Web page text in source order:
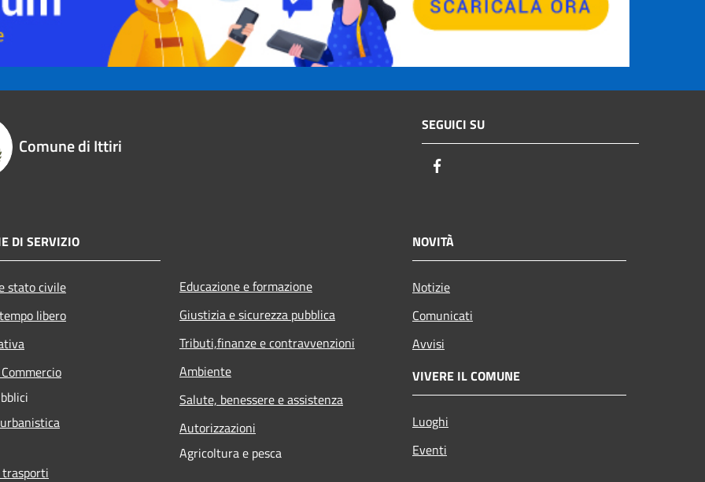
Comune di Ittiri
SEGUICI SU
DI SERVIZIO
stato civile
libero
Educazione e formazione
Giustizia e sicurezza pubblica
Tributi,finanze e contravvenzioni
Ambiente
Salute, benessere e assistenza
Autorizzazioni
Agricoltura e pesca
NOVITÀ
Notizie
Comunicati
Avvisi
VIVERE IL COMUNE
Luoghi
Eventi